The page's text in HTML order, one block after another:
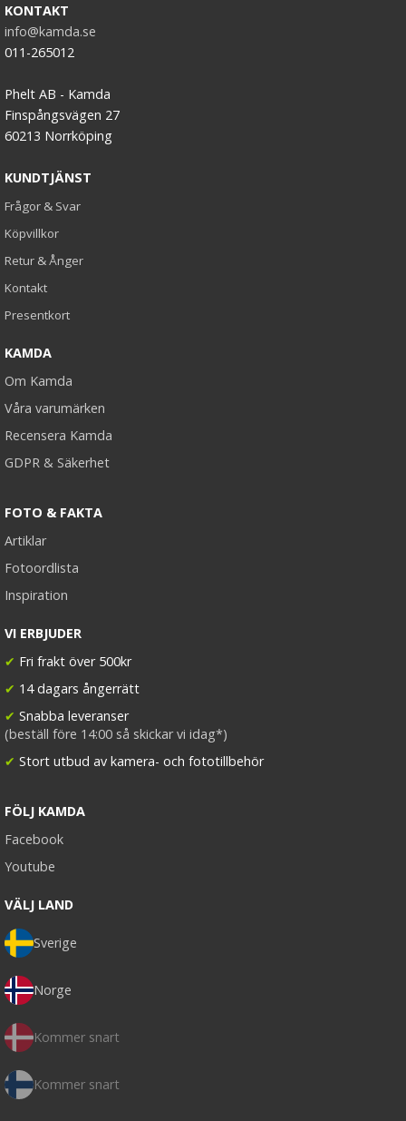
KONTAKT
info@kamda.se
011-265012
Phelt AB - Kamda
Finspångsvägen 27
60213 Norrköping
KUNDTJÄNST
Frågor & Svar
Köpvillkor
Retur & Ånger
Kontakt
Presentkort
KAMDA
Om Kamda
Våra varumärken
Recensera Kamda
GDPR & Säkerhet
FOTO & FAKTA
Artiklar
Fotoordlista
Inspiration
VI ERBJUDER
✔ Fri frakt över 500kr
✔ 14 dagars ångerrätt
✔ Snabba leveranser
(beställ före 14:00 så skickar vi idag*)
✔ Stort utbud av kamera- och fototillbehör
FÖLJ KAMDA
Facebook
Youtube
VÄLJ LAND
Sverige
Norge
Kommer snart
Kommer snart